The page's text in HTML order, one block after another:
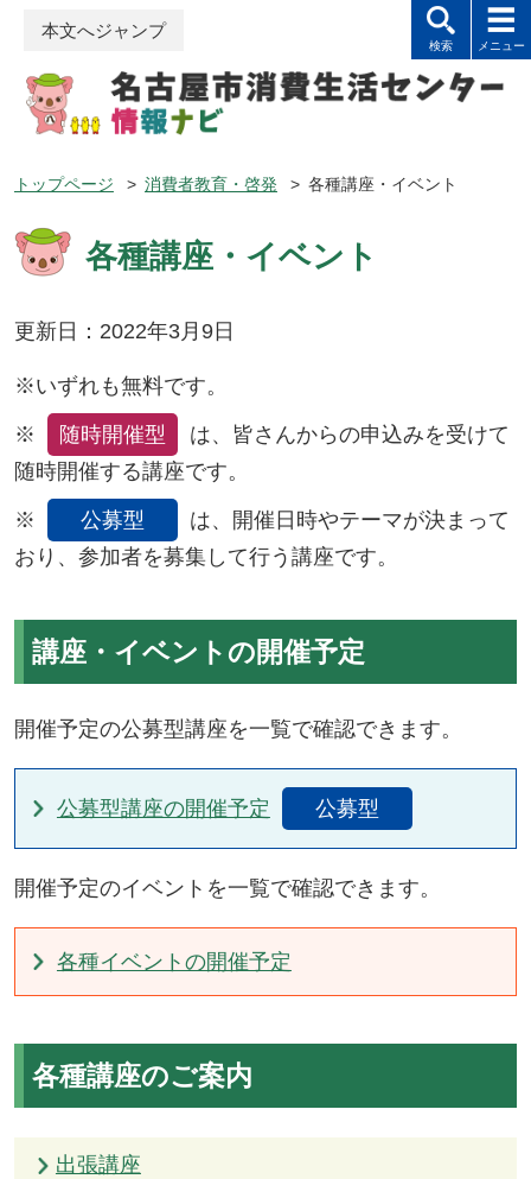
本文へジャンプ
トップページ > 消費者教育・啓発 > 各種講座・イベント
各種講座・イベント
更新日：2022年3月9日
※いずれも無料です。
※ 随時開催型
は、皆さんからの申込みを受けて
随時開催する講座です。
※ 公募型
は、開催日時やテーマが決まって
おり、参加者を募集して行う講座です。
講座・イベントの開催予定
開催予定の公募型講座を一覧で確認できます。
公募型講座の開催予定 公募型
開催予定のイベントを一覧で確認できます。
各種イベントの開催予定
各種講座のご案内
出張講座